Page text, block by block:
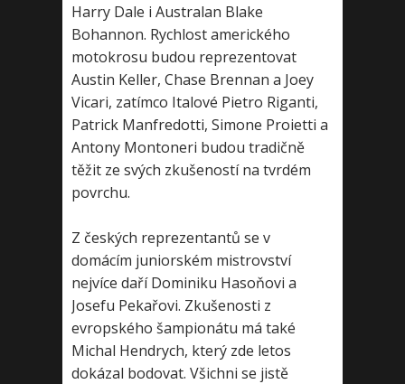
Harry Dale i Australan Blake
Bohannon. Rychlost amerického
motokrosu budou reprezentovat
Austin Keller, Chase Brennan a Joey
Vicari, zatímco Italové Pietro Riganti,
Patrick Manfredotti, Simone Proietti a
Antony Montoneri budou tradičně
těžit ze svých zkušeností na tvrdém
povrchu.
Z českých reprezentantů se v
domácím juniorském mistrovství
nejvíce daří Dominiku Hasoňovi a
Josefu Pekařovi. Zkušenosti z
evropského šampionátu má také
Michal Hendrych, který zde letos
dokázal bodovat. Všichni se jistě